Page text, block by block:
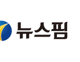
선 결과 발표...'김민석
보안 새판 짠다…'자율규